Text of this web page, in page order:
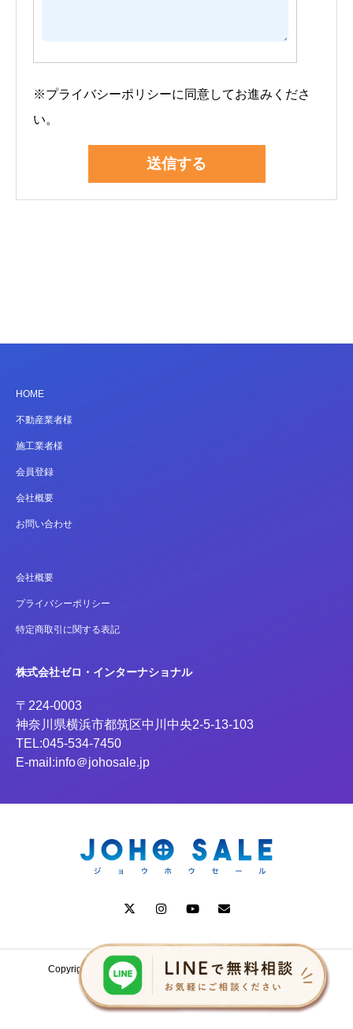
※プライバシーポリシーに同意してお進みくださ
い。
HOME
不動産業者様
施工業者様
会員登録
会社概要
お問い合わせ
会社概要
プライバシーポリシー
特定商取引に関する表記
株式会社ゼロ・インターナショナル
〒224-0003
神奈川県横浜市都筑区中川中央2-5-13-103
TEL:045-534-7450
E-mail:info＠johosale.jp
Copyright ©2025 Zero International Inc. All Rights Reserved.